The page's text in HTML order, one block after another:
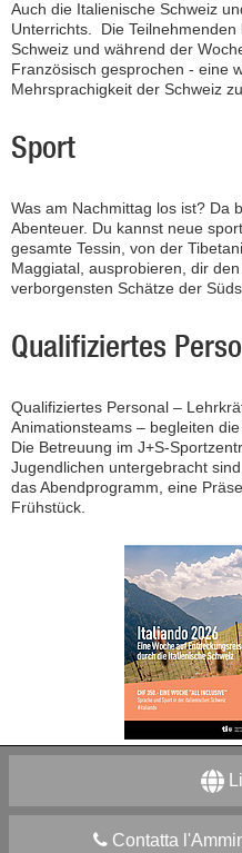
Auch die Italienische Schweiz
Unterrichts. Die
Schweiz und während der
Französisch gesprochen - eine
Mehrsprachigkeit der Schweiz
Sport
Was am Nachmittag los ist? Da
Abenteuer. Du kannst neue
gesamte Tessin, von der
Maggiatal, ausprobieren, dir
verborgensten Schätze der
Qualifiziertes
Qualifiziertes Personal –
Animationsteams – begleiten
Die Betreuung im J+S-
Jugendlichen untergebracht
das Abendprogramm, eine
Frühstück.
Contatta